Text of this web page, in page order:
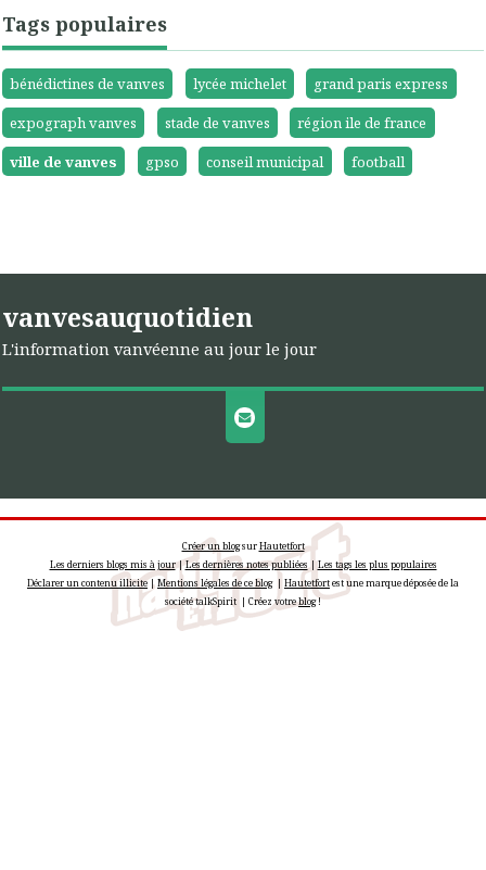
Tags populaires
bénédictines de vanves lycée michelet
grand paris express
expograph vanves
stade de vanves
région ile de france
ville de vanves
gpso conseil municipal football
vanvesauquotidien
L'information vanvéenne au jour le jour
Créer un blogsurHautetfort
Les derniers blogs mis à jour|Les dernières notes publiées |Les tags les plus populaires
Déclarer un contenu illicite|Mentions légales de ce blog| Hautetfortest une marque déposée de la
société talkSpirit | Créez votreblog!